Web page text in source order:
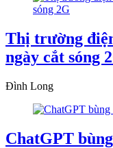
Thị trường
ngày cắt sóng
Đình Long
ChatGPT